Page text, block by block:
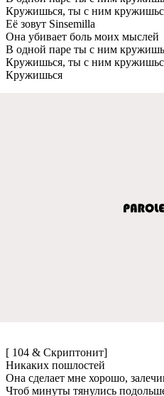
Кружишься, ты с ним
Её зовут Sinsemilla
Она убивает боль моих мыслей
В одной паре ты с ним
Кружишься, ты с ним
Кружишься
[ 104 & Скриптонит]
Никаких пошлостей
Она сделает мне хорошо,
Чтоб минуты тянулись